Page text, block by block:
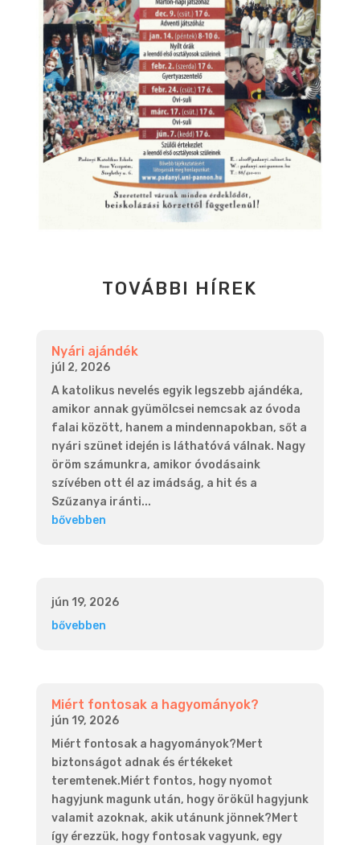
TOVÁBBI HÍREK
Nyári ajándék
júl 2, 2026
A katolikus nevelés egyik legszebb ajándéka,
amikor annak gyümölcsei nemcsak az óvoda
falai között, hanem a mindennapokban, sőt a
nyári szünet idején is láthatóvá válnak. Nagy
öröm számunkra, amikor óvodásaink
szívében ott él az imádság, a hit és a
Szűzanya iránti...
bővebben
jún 19, 2026
bővebben
Miért fontosak a hagyományok?
jún 19, 2026
Miért fontosak a hagyományok?Mert
biztonságot adnak és értékeket
teremtenek.Miért fontos, hogy nyomot
hagyjunk magunk után, hogy örökül hagyjunk
valamit azoknak, akik utánunk jönnek?Mert
így érezzük, hogy fontosak vagyunk, egy